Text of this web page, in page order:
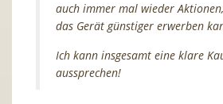
auch immer mal wieder
das Gerät günstiger erwerben
Ich kann insgesamt eine klare
aussprechen!